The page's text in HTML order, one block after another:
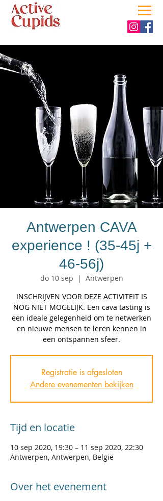
Antwerpen CAVA
experience ! (35-45j +
46-56j)
do 10 sep
  |
Antwerpen
INSCHRIJVEN VOOR DEZE ACTIVITEIT IS
NOG NIET MOGELIJK. Een cava tasting is
een ideale gelegenheid om te netwerken
en nieuwe mensen te leren kennen in
een ontspannen sfeer.
Registratie is afgesloten
Andere evenementen bekijken
Tijd en locatie
10 sep 2020, 19:30 – 11 sep 2020, 22:30
Antwerpen, Antwerpen, België
Over het evenement